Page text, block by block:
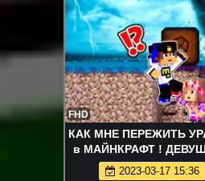
FHD
КАК МНЕ ПЕРЕЖИТЬ
в МАЙНКРАФТ !
ВИДЕО ТРОЛЛИНГ
2023-03-17 15:36